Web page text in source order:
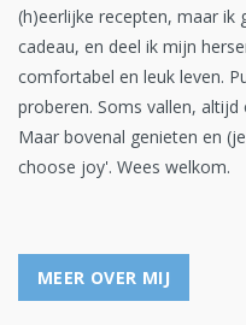
(h)eerlijke recepten, maar ik
cadeau, en deel ik mijn
comfortabel en leuk leven.
proberen. Soms vallen,
Maar bovenal genieten en
choose joy'. Wees welkom.
MEER OVER MIJ